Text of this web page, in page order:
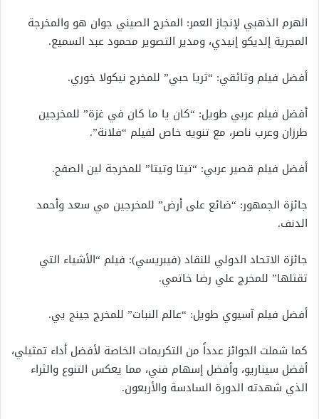
الهرم الذهبي لإنجاز العمر: المخرج الصيني جوان هو والمخرجة
المجرية إلديكو إنيدي، ومدير التصوير محمود عبد السميع.
أفضل فيلم وثائقي: “ثريا حبي” للمخرج نيكولا خوري.
أفضل فيلم عربي طويل: “كان يا ما كان في غزة” للمخرجين
طرزان وعرب ناصر، مع تنويه خاص لفيلم “فلانة”.
أفضل فيلم قصير عربي: “تيتا وتيتا” للمخرجة لين الصفح.
جائزة الجمهور: “ضائع على أرض” للمخرجين مي سعد وأحمد
الدنف.
جائزة الاتحاد الدولي للنقاد (فيبريسي): فيلم “الأشياء التي
تقتلها” للمخرج علي رضا خاتمي.
أفضل فيلم آسيوي طويل: “عالم النبات” للمخرج جينج يي.
كما شملت الجوائز عدداً من التكريمات الخاصة لأفضل أداء تمثيلي،
أفضل سيناريو، وأفضل إسهام فني، مما يعكس التنوع والثراء
الذي شهدته الدورة السادسة والأربعون.